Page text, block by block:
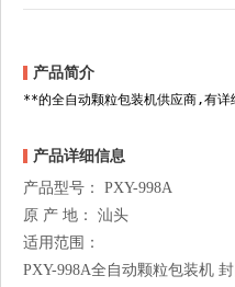
产品简介
**的全自动颗粒包装机供应商,有
产品详细信息
产品型号： PXY-998A
原 产 地： 汕头
适用范围：
PXY-998A全自动颗粒包装机